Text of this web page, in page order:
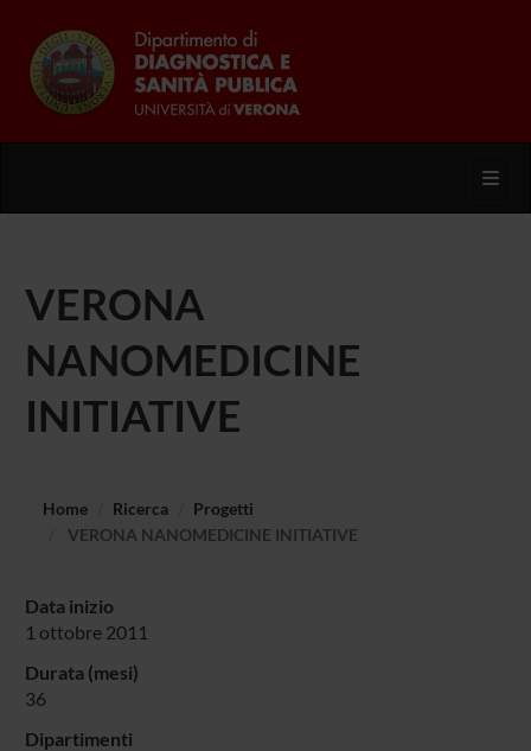
VERONA
NANOMEDICINE
INITIATIVE
Home Ricerca
Progetti
VERONA NANOMEDICINE INITIATIVE
Data inizio
1 ottobre 2011
Durata (mesi)
36
Dipartimenti